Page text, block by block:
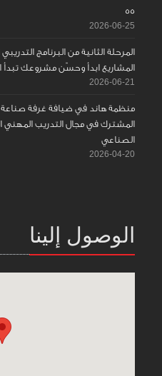
55
2026-06-25
المرحلة الثانية من البرنامج
المشاريع ابدأ وحسّن مشروعك تبدأ
2026-06-21
منظمة هاند في ضيافة غرفة صناعة
المشترك في مجال التدريب
الصناعي
2026-04-20
الوصول إلينا